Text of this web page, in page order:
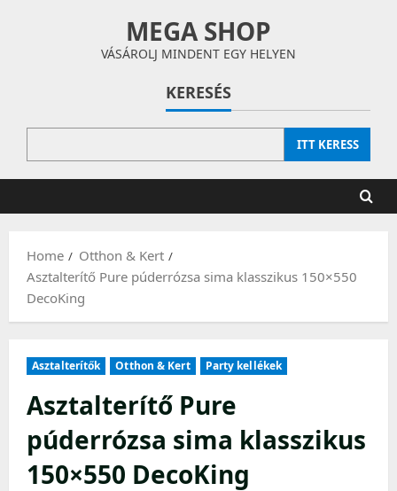
MEGA SHOP
VÁSÁROLJ MINDENT EGY HELYEN
KERESÉS
ITT KERESS
Home
Otthon & Kert
Asztalterítő Pure púderrózsa sima klasszikus 150×550
DecoKing
Asztalterítők Otthon & Kert Party kellékek
Asztalterítő Pure
púderrózsa sima klasszikus
150×550 DecoKing